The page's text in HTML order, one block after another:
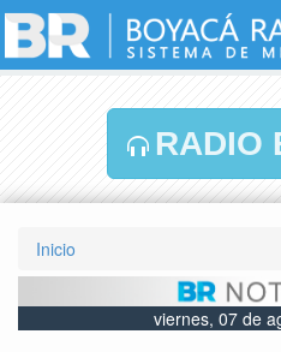
RADIO
Inicio
viernes, 07 de